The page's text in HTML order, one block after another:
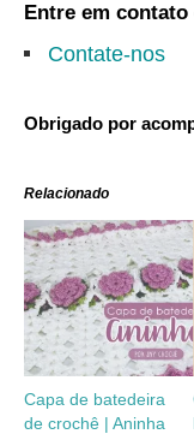
Entre em contato
Contate-nos
Obrigado por
Relacionado
Capa de batedeira
de crochê | Aninha